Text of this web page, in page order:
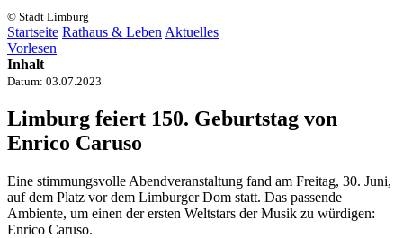
© Stadt Limburg
Startseite Rathaus & Leben Aktuelles
Vorlesen
Inhalt
Datum: 03.07.2023
Limburg feiert 150. Geburtstag von
Enrico Caruso
Eine stimmungsvolle Abendveranstaltung fand am Freitag, 30. Juni,
auf dem Platz vor dem Limburger Dom statt. Das passende
Ambiente, um einen der ersten Weltstars der Musik zu würdigen:
Enrico Caruso.